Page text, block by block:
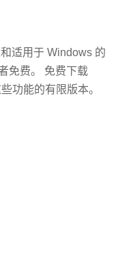
适用于 Windows 的
免费。 免费下载
功能的有限版本。